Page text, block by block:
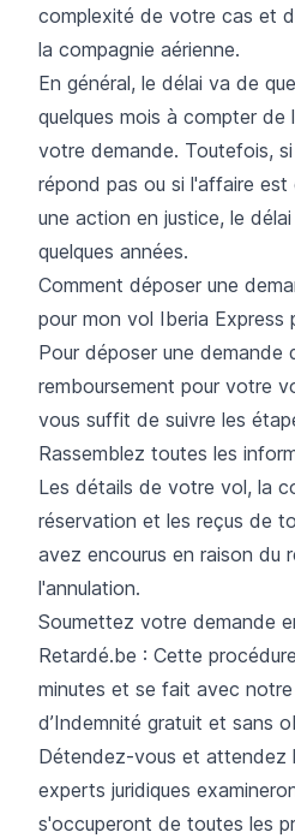
complexité de votre cas et
la compagnie aérienne.
En général, le délai va de
quelques mois à compter
votre demande. Toutefois,
répond pas ou si l'affaire
une action en justice, le délai
quelques années.
Comment déposer une
pour mon vol Iberia Express
Pour déposer une demande
remboursement pour votre
vous suffit de suivre les
Rassemblez toutes les
Les détails de votre vol, la
réservation et les reçus de
avez encourus en raison du
l'annulation.
Soumettez votre demande
Retardé.be : Cette
minutes et se fait avec notre
d’Indemnité gratuit et sans
Détendez-vous et attendez
experts juridiques
s'occuperont de toutes les